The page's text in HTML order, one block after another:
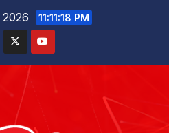
11:11:19 PM